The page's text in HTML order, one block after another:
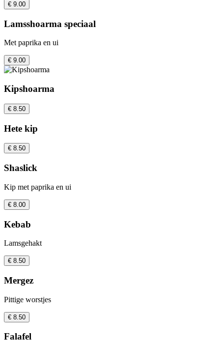
€ 9.00
Lamsshoarma speciaal
Met paprika en ui
€ 9.00
Kipshoarma
€ 8.50
Hete kip
€ 8.50
Shaslick
Kip met paprika en ui
€ 8.00
Kebab
Lamsgehakt
€ 8.50
Mergez
Pittige worstjes
€ 8.50
Falafel